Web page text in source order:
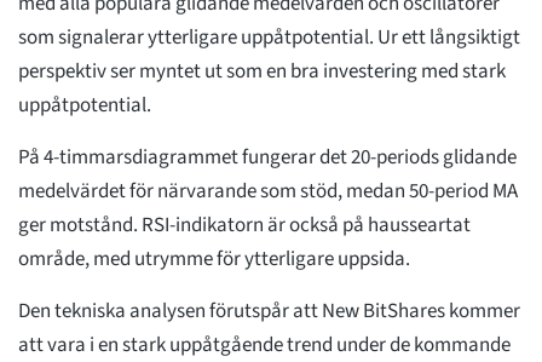
som signalerar ytterligare uppåtpotential. Ur ett långsiktigt
perspektiv ser myntet ut som en bra investering med stark
uppåtpotential.
På 4-timmarsdiagrammet fungerar det 20-periods glidande
medelvärdet för närvarande som stöd, medan 50-period MA
ger motstånd. RSI-indikatorn är också på hausseartat
område, med utrymme för ytterligare uppsida.
Den tekniska analysen förutspår att New BitShares kommer
att vara i en stark uppåtgående trend under de kommande